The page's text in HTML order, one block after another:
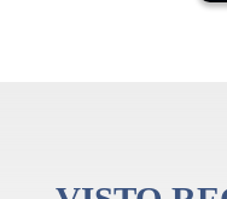
productoras europeas de